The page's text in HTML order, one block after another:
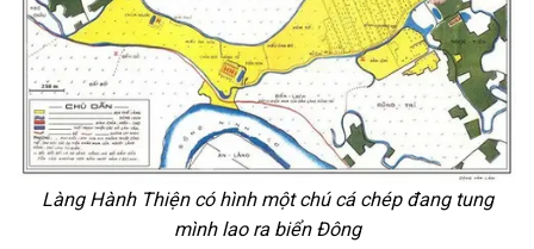
Làng Hành Thiện có hình một chú cá chép đang tung
mình lao ra biển Đông